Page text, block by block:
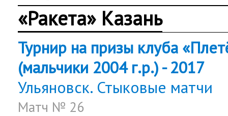
«Ракета» Казань
Турнир на призы клуба
(мальчики 2004 г.р.) - 2017
Ульяновск. Стыковые матчи
Матч № 26